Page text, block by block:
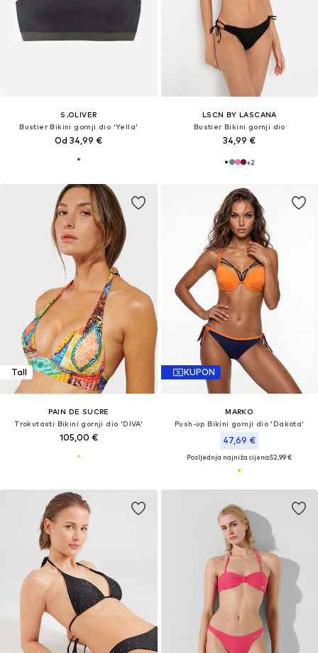
S.OLIVER
Bustier Bikini gornji dio 'Yella'
Od 34,99 €
LSCN BY LASCANA
Bustier Bikini gornji dio
34,99 €
+2
Tall
PAIN DE SUCRE
Trokutasti Bikini gornji dio 'DIVA'
105,00 €
KUPON
MARKO
Push-up Bikini gornji dio 'Dakota'
47,69 €
Posljednja najniža cijena:52,99 €